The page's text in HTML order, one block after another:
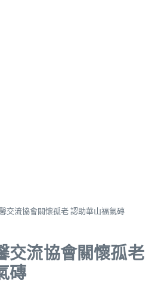
交流協會關懷孤老 認助華山福氣磚
交流協會關懷孤老
磚